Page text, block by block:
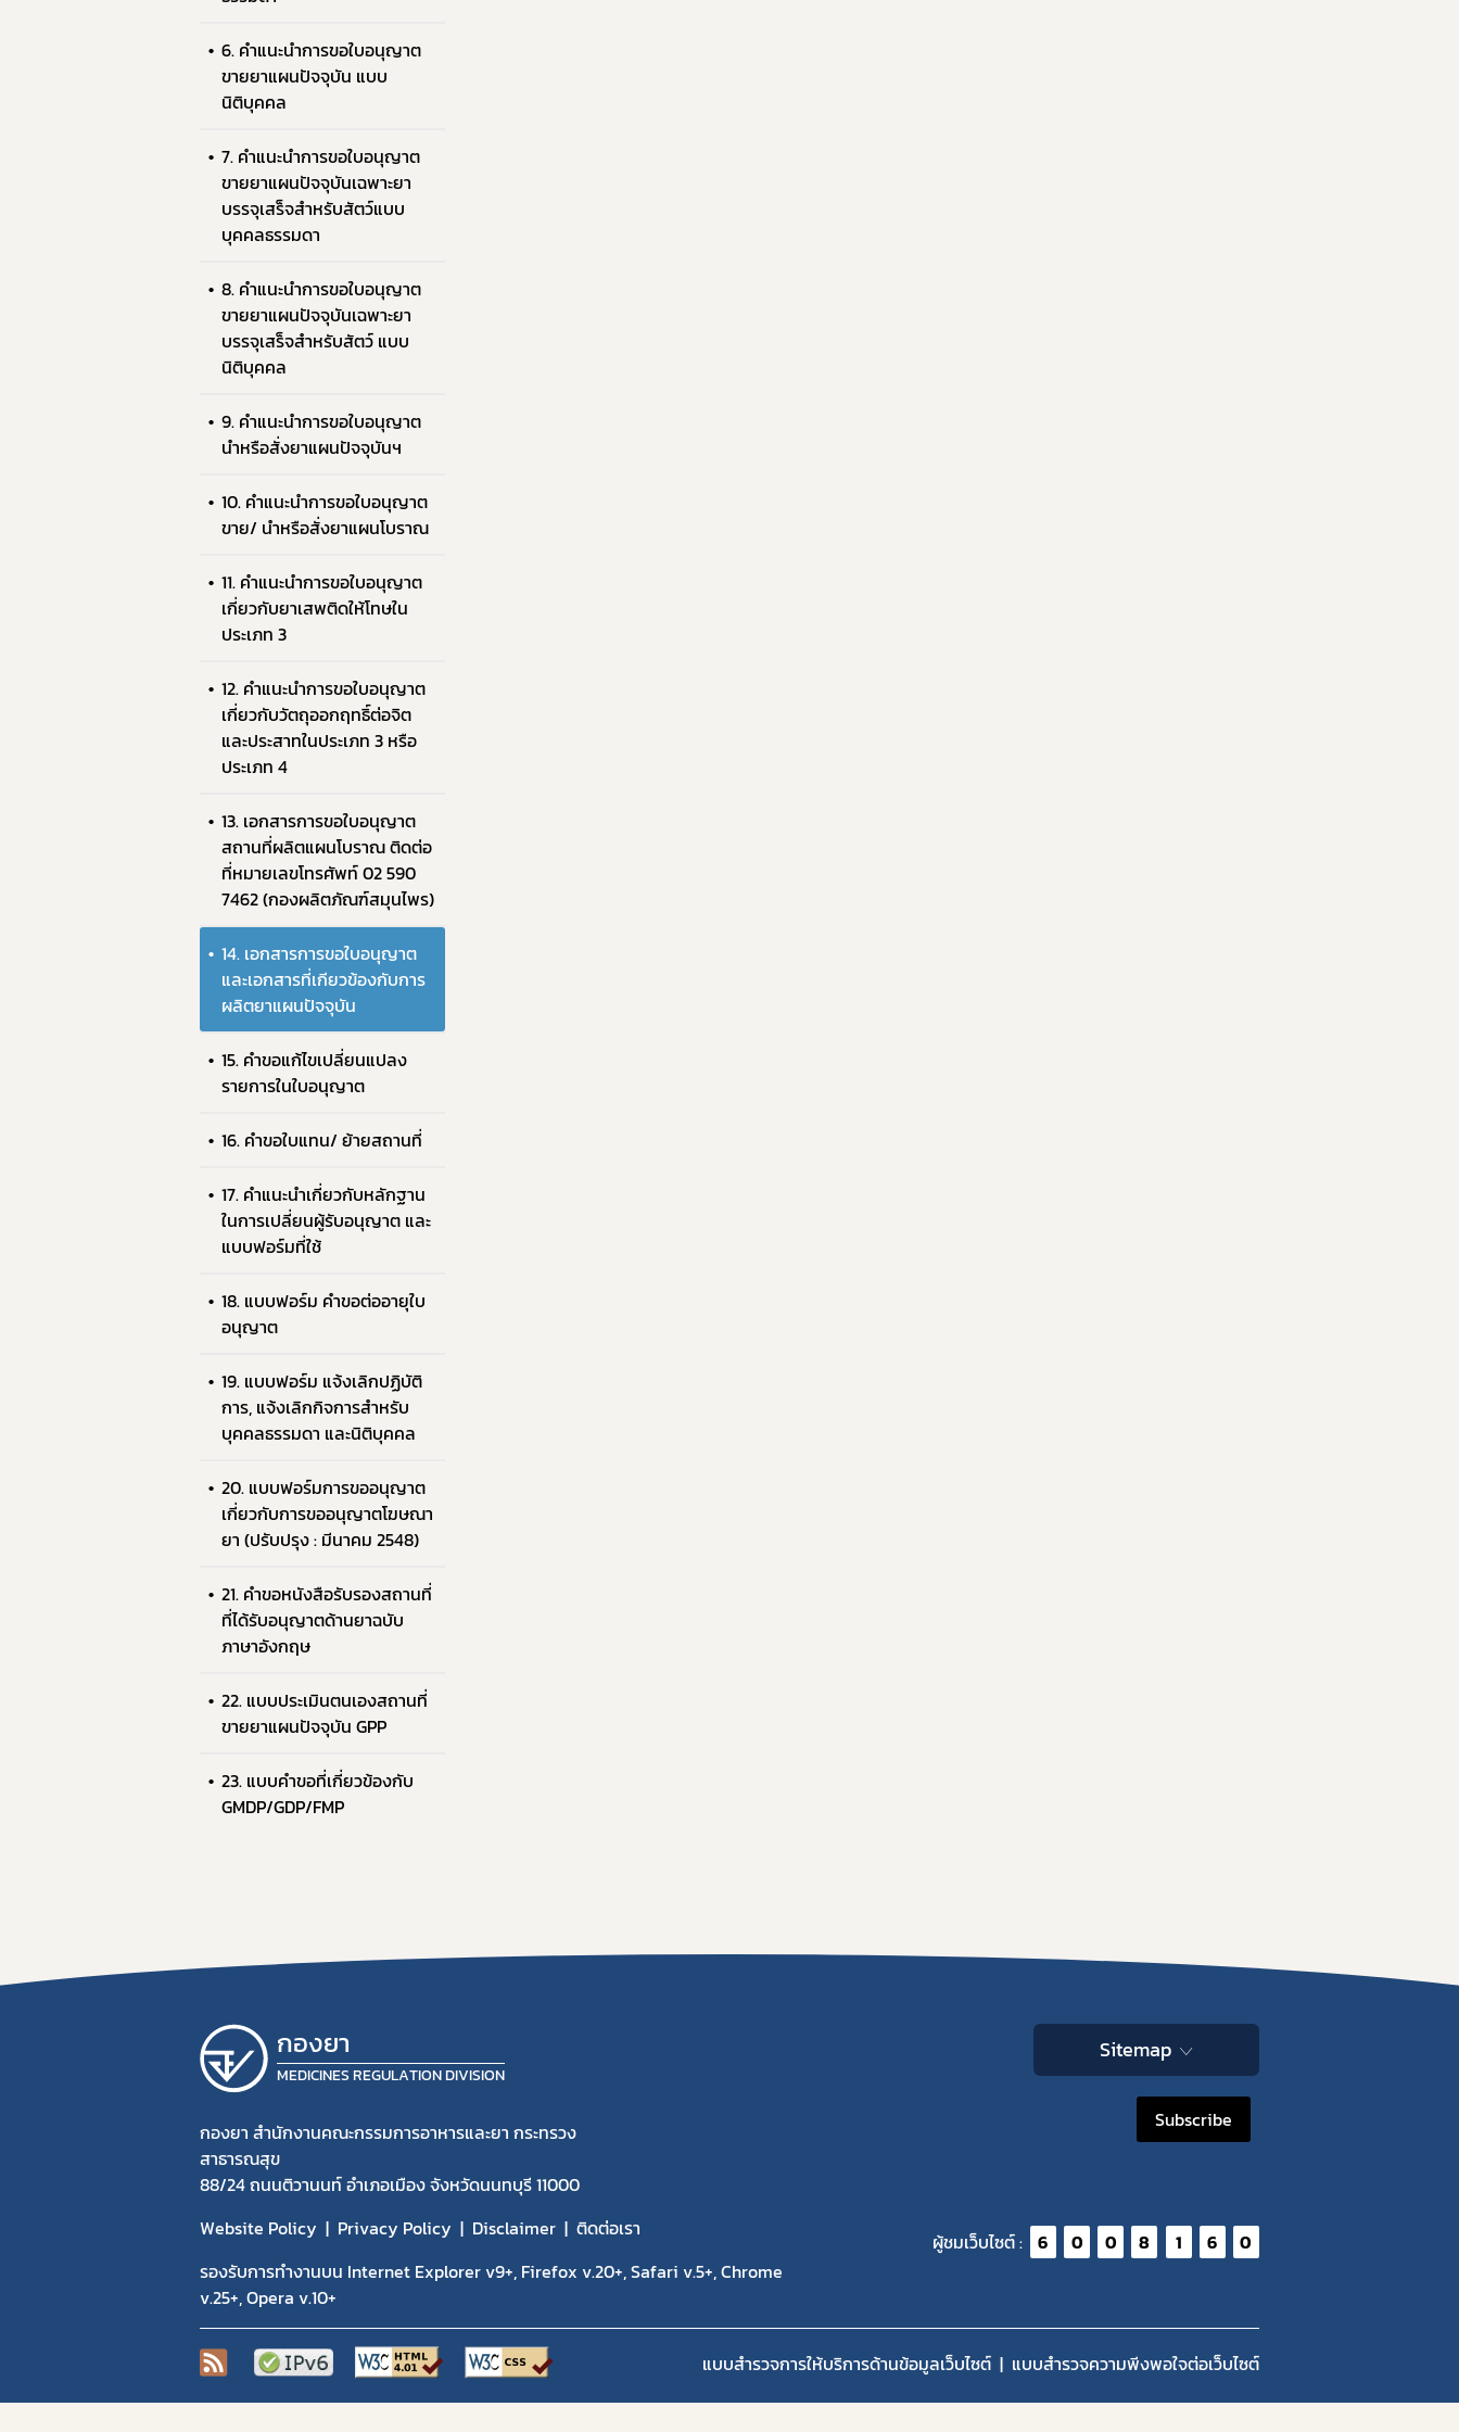
6. คำแนะนำการขอใบอนุญาต
ขายยาแผนปัจจุบัน แบบ
นิติบุคคล
7. คำแนะนำการขอใบอนุญาต
ขายยาแผนปัจจุบันเฉพาะยา
บรรจุเสร็จสำหรับสัตว์แบบ
บุคคลธรรมดา
8. คำแนะนำการขอใบอนุญาต
ขายยาแผนปัจจุบันเฉพาะยา
บรรจุเสร็จสำหรับสัตว์ แบบ
นิติบุคคล
9. คำแนะนำการขอใบอนุญาต
นำหรือสั่งยาแผนปัจจุบันฯ
10. คำแนะนำการขอใบอนุญาต
ขาย/ นำหรือสั่งยาแผนโบราณ
11. คำแนะนำการขอใบอนุญาต
เกี่ยวกับยาเสพติดให้โทษใน
ประเภท 3
12. คำแนะนำการขอใบอนุญาต
เกี่ยวกับวัตถุออกฤทธิ์ต่อจิต
และประสาทในประเภท 3 หรือ
ประเภท 4
13. เอกสารการขอใบอนุญาต
สถานที่ผลิตแผนโบราณ ติดต่อ
ที่หมายเลขโทรศัพท์ 02 590
7462 (กองผลิตภัณฑ์สมุนไพร)
14. เอกสารการขอใบอนุญาต
และเอกสารที่เกียวข้องกับการ
ผลิตยาแผนปัจจุบัน
15. คำขอแก้ไขเปลี่ยนแปลง
รายการในใบอนุญาต
16. คำขอใบแทน/ ย้ายสถานที่
17. คำแนะนำเกี่ยวกับหลักฐาน
ในการเปลี่ยนผู้รับอนุญาต และ
แบบฟอร์มที่ใช้
18. แบบฟอร์ม คำขอต่ออายุใบ
อนุญาต
19. แบบฟอร์ม แจ้งเลิกปฏิบัติ
การ, แจ้งเลิกกิจการสำหรับ
บุคคลธรรมดา และนิติบุคคล
20. แบบฟอร์มการขออนุญาต
เกี่ยวกับการขออนุญาตโฆษณา
ยา (ปรับปรุง : มีนาคม 2548)
21. คำขอหนังสือรับรองสถานที่
ที่ได้รับอนุญาตด้านยาฉบับ
ภาษาอังกฤษ
22. แบบประเมินตนเองสถานที่
ขายยาแผนปัจจุบัน GPP
23. แบบคำขอที่เกี่ยวข้องกับ
GMDP/GDP/FMP
กองยา
MEDICINES REGULATION DIVISION
กองยา สำนักงานคณะกรรมการอาหารและยา กระทรวง
สาธารณสุข
88/24 ถนนติวานนท์ อำเภอเมือง จังหวัดนนทบุรี 11000
Website Policy
Privacy Policy Disclaimer
ติดต่อเรา
รองรับการทำงานบน Internet Explorer v9+, Firefox v.20+, Safari v.5+, Chrome
v.25+, Opera v.10+
Sitemap
Subscribe
ผู้ชมเว็บไซต์ : 6 0 0 8 1 6 0
แบบสำรวจการให้บริการด้านข้อมูลเว็บไซต์ แบบสำรวจความพีงพอใจต่อเว็บไซต์